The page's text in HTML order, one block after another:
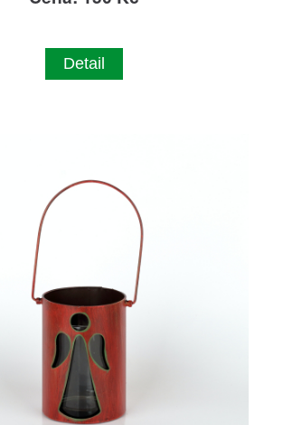
Detail